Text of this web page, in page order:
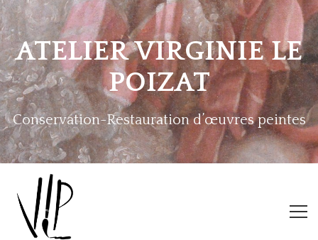
ATELIER VIRGINIE LE
POIZAT
Conservation-Restauration d’œuvres peintes